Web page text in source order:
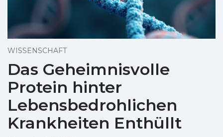
WISSENSCHAFT
Das Geheimnisvolle
Protein hinter
Lebensbedrohlichen
Krankheiten Enthüllt